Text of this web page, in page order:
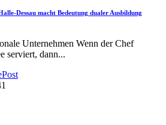
Dessau macht Bedeutung dualer Ausbildung
Unternehmen Wenn der Chef
serviert, dann...